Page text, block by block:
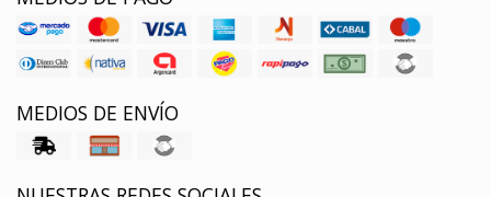
MEDIOS DE ENVÍO